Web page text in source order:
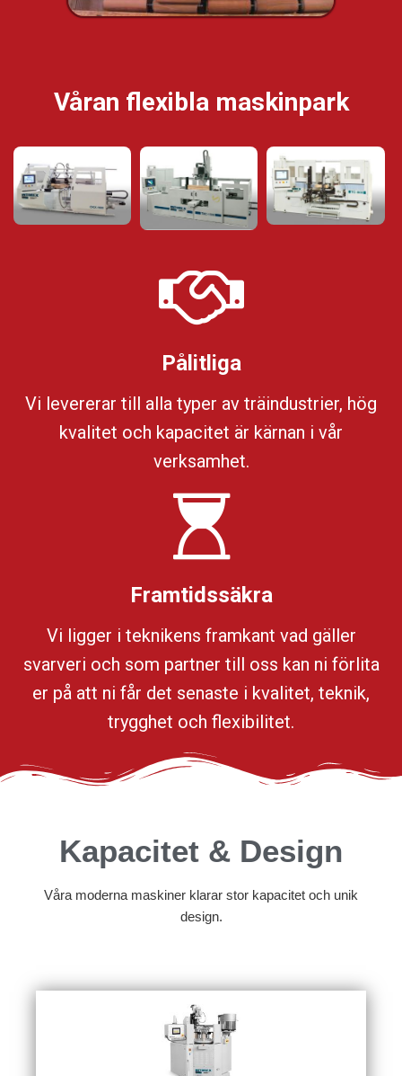
Våran flexibla maskinpark
Pålitliga
Vi levererar till alla typer av träindustrier, hög
kvalitet och kapacitet är kärnan i vår
verksamhet.
Framtidssäkra
Vi ligger i teknikens framkant vad gäller
svarveri och som partner till oss kan ni förlita
er på att ni får det senaste i kvalitet, teknik,
trygghet och flexibilitet.
Kapacitet & Design
Våra moderna maskiner klarar stor kapacitet och unik
design.